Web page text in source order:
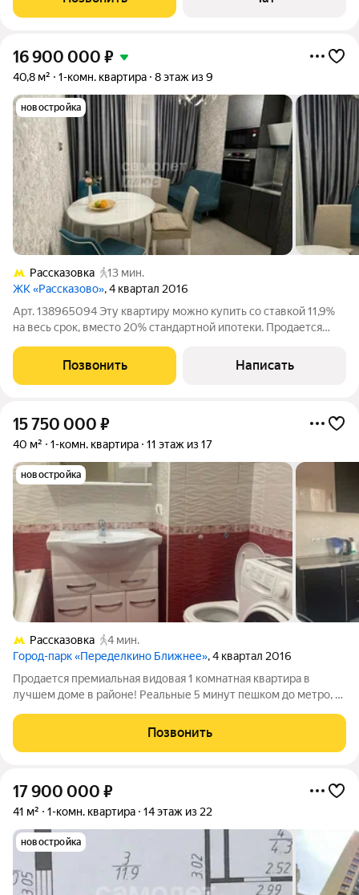
техникой
16 900 000 ₽
40,8 м² 1-комн. квартира 8 этаж из 9
новостройка
Рассказовка
13 мин.
ЖК «Рассказово», 4 квартал 2016
Арт. 138965094 Эту квартиру можно купить со ставкой 11,9%
на весь срок, вместо 20% стандартной ипотеки. Продается
современном монолитном доме 2017 года постройки.
Квартира расположена на 8
Позвонить Написать
15 750 000 ₽
40 м² 1-комн. квартира 11 этаж из 17
новостройка
Рассказовка
4 мин.
Город-парк «Переделкино Ближнее», 4 квартал 2016
Продается премиальная видовая 1 комнатная квартира в
лучшем доме в районе! Реальные 5 минут пешком до метро, с
Кухня - более 10 метров (такая кухня только в 2-х домах
микрорайона)! Огромная комната
Позвонить
17 900 000 ₽
41 м² 1-комн. квартира 14 этаж из 22
новостройка